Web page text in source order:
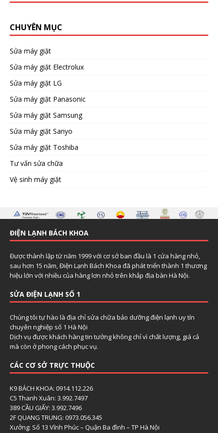
CHUYÊN MỤC
Sửa máy giặt
Sửa máy giặt Electrolux
Sửa máy giặt LG
Sửa máy giặt Panasonic
Sửa máy giặt Samsung
Sửa máy giặt Sanyo
Sửa máy giặt Toshiba
Tư vấn sửa chữa
Vệ sinh máy giặt
ĐIỆN LẠNH BÁCH KHOA
Được thành lập từ năm 1999 với cơ sở ban đầu là 1 cửa hàng nhỏ,
sau hơn 15 năm, Điện Lạnh Bách Khoa đã phát triển thành 1 thương
hiệu lớn với nhiều của hàng lơn nhỏ trên khắp địa bàn Hà Nội.
SỬA ĐIỆN LẠNH SỐ 1
Chúng tôi tự hào là địa chỉ sửa chữa bảo dưỡng điện lạnh uy tín
chuyên nghiệp số 1 Hà Nội
Dịch vụ được khách hàng tin tưởng không chỉ vì chất lượng, giá cả
mà còn ở phong cách phục vụ.
CÁC CƠ SỞ TRỰC THUỘC
K9 BÁCH KHOA: 0914.112.226
C5 Thanh Xuân: 3.992.7497
389 CẦU GIẤY: 3.992.7496
2F QUANG TRUNG: 0973.056.345
Xưởng: Số 13 Vĩnh Phúc – Quận Ba đình – TP Hà Nội